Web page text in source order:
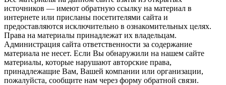
источников — имеют обратную ссылку на материал в
интернете или присланы посетителями сайта и
предоставляются исключительно в ознакомительных целях.
Права на материалы принадлежат их владельцам.
Администрация сайта ответственности за содержание
материала не несет. Если Вы обнаружили на нашем сайте
материалы, которые нарушают авторские права,
принадлежащие Вам, Вашей компании или организации,
пожалуйста, сообщите нам через форму обратной связи.